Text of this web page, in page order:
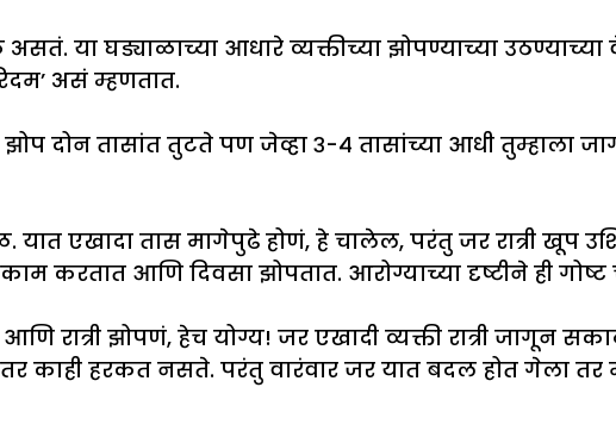
घड्याळाच्या आधारे व्यक्तीच्या झोपण्याच्या उठण्याच्या
असं म्हणतात.
दोन तासांत तुटते पण जेव्हा ३-४ तासांच्या आधी तुम्हाला
यात एखादा तास मागेपुढे होणं, हे चालेल, परंतु जर रात्री खूप
करतात आणि दिवसा झोपतात. आरोग्याच्या दृष्टीने ही गोष्ट
रात्री झोपणं, हेच योग्य! जर एखादी व्यक्ती रात्री जागून
हरकत नसते. परंतु वारंवार जर यात बदल होत गेला तर